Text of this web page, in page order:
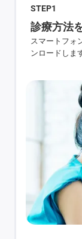
STEP1
診療方法
スマートフォ
ンロードしま